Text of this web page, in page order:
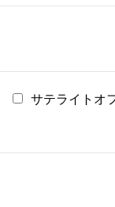
サテライトオ